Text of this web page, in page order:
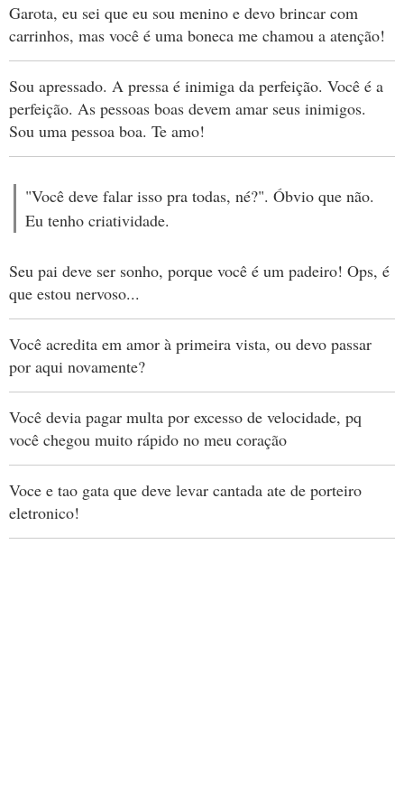
Garota, eu sei que eu sou menino e devo brincar com
carrinhos, mas você é uma boneca me chamou a atenção!
Sou apressado. A pressa é inimiga da perfeição. Você é a
perfeição. As pessoas boas devem amar seus inimigos.
Sou uma pessoa boa. Te amo!
"Você deve falar isso pra todas, né?". Óbvio que não.
Eu tenho criatividade.
Seu pai deve ser sonho, porque você é um padeiro! Ops, é
que estou nervoso...
Você acredita em amor à primeira vista, ou devo passar
por aqui novamente?
Você devia pagar multa por excesso de velocidade, pq
você chegou muito rápido no meu coração
Voce e tao gata que deve levar cantada ate de porteiro
eletronico!